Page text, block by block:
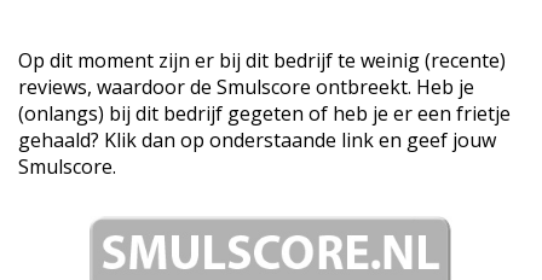
Op dit moment zijn er bij dit bedrijf te weinig (recente)
reviews, waardoor de Smulscore ontbreekt. Heb je
(onlangs) bij dit bedrijf gegeten of heb je er een frietje
gehaald? Klik dan op onderstaande link en geef jouw
Smulscore.